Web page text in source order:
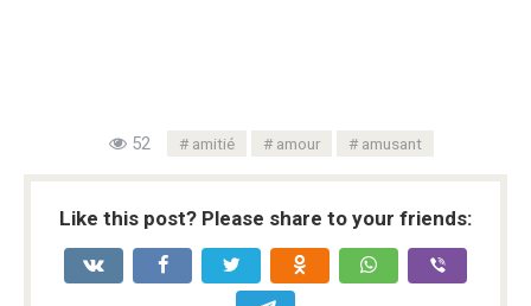
52 amitié amour amusant
Like this post? Please share to your friends: